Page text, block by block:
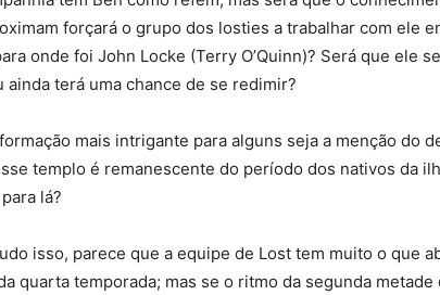
forçará o grupo dos losties a trabalhar com ele
onde foi John Locke (Terry O’Quinn)? Será que ele
ainda terá uma chance de se redimir?
mais intrigante para alguns seja a menção do
templo é remanescente do período dos nativos da
lá?
isso, parece que a equipe de Lost tem muito o que
quarta temporada; mas se o ritmo da segunda